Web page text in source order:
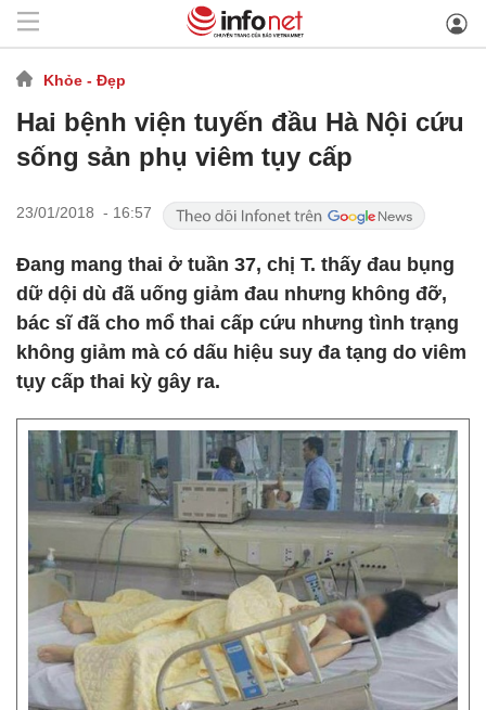
Khỏe - Đẹp
Hai bệnh viện tuyến đầu Hà Nội cứu
sống sản phụ viêm tụy cấp
23/01/2018 - 16:57
Đang mang thai ở tuần 37, chị T. thấy đau bụng
dữ dội dù đã uống giảm đau nhưng không đỡ,
bác sĩ đã cho mổ thai cấp cứu nhưng tình trạng
không giảm mà có dấu hiệu suy đa tạng do viêm
tụy cấp thai kỳ gây ra.